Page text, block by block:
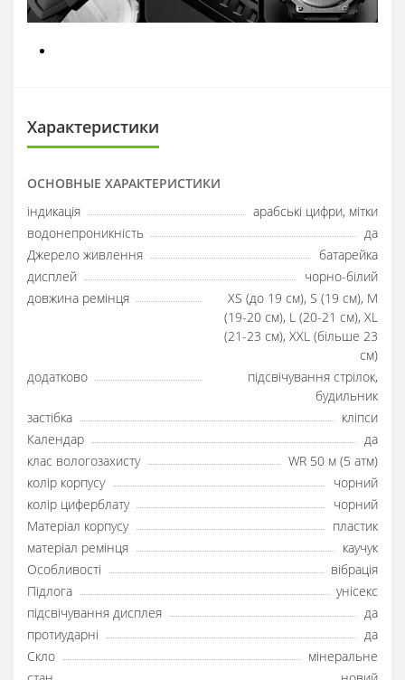
Характеристики
ОСНОВНЫЕ ХАРАКТЕРИСТИКИ
індикація
арабські цифри, мітки
водонепроникність
да
Джерело живлення
батарейка
дисплей
чорно-білий
довжина ремінця
XS (до 19 см), S (19 см), M
(19-20 см), L (20-21 см), XL
(21-23 см), XXL (більше 23
см)
додатково
підсвічування стрілок,
будильник
застібка
кліпси
Календар
да
клас вологозахисту
WR 50 м (5 атм)
колір корпусу
чорний
колір циферблату
чорний
Матеріал корпусу
пластик
матеріал ремінця
каучук
Особливості
вібрація
Підлога
унісекс
підсвічування дисплея
да
протиударні
да
Скло
мінеральне